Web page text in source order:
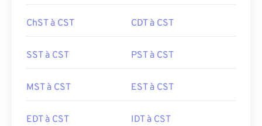
ChST à CST CDT à CST
SST à CST PST à CST
MST à CST EST à CST
EDT à CST IDT à CST